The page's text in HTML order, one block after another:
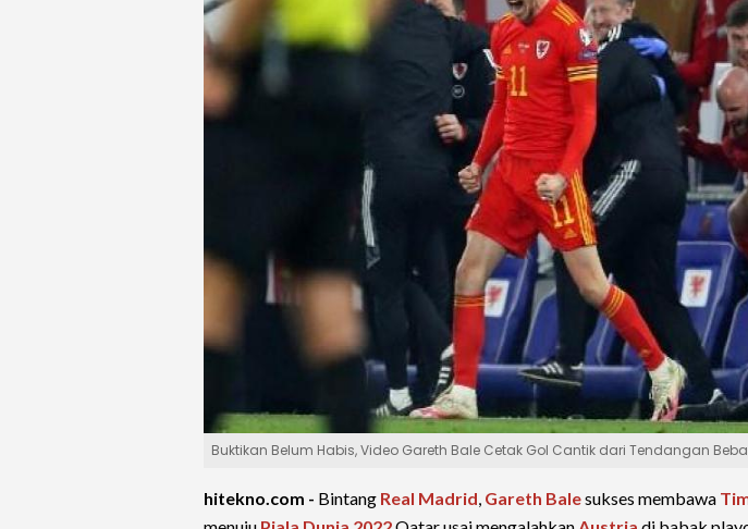
Buktikan Belum Habis, Video Gareth Bale Cetak Gol Cantik dari Tendangan
hitekno.com - Bintang Real Madrid, Gareth Balesukses membawa